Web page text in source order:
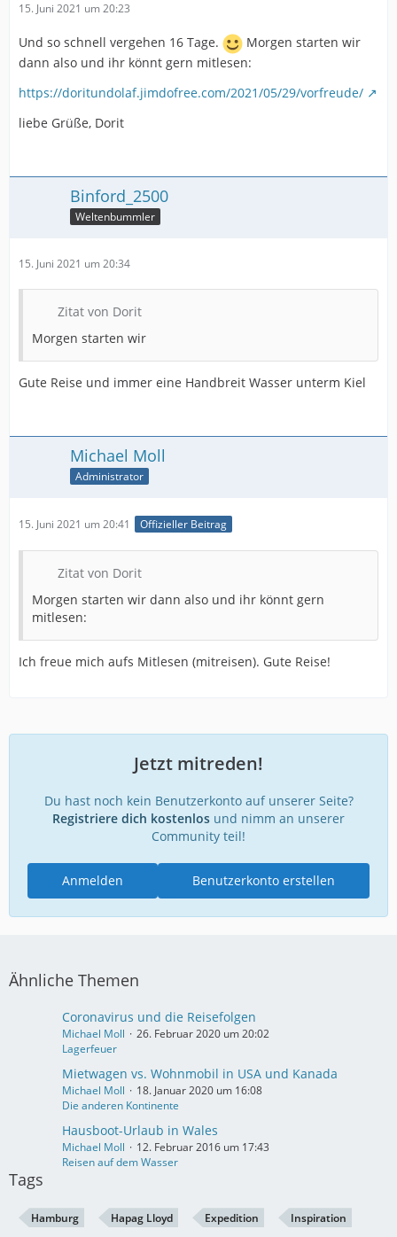
15. Juni 2021 um 20:23
Und so schnell vergehen 16 Tage.
Morgen starten wir
dann also und ihr könnt gern mitlesen:
https://doritundolaf.jimdofree.com/2021/05/29/vorfreude/
liebe Grüße, Dorit
Binford_2500
Weltenbummler
15. Juni 2021 um 20:34
Zitat von Dorit
Morgen starten wir
Gute Reise und immer eine Handbreit Wasser unterm Kiel
Michael Moll
Administrator
15. Juni 2021 um 20:41 Offizieller Beitrag
Zitat von Dorit
Morgen starten wir dann also und ihr könnt gern
mitlesen:
Ich freue mich aufs Mitlesen (mitreisen). Gute Reise!
Jetzt mitreden!
Du hast noch kein Benutzerkonto auf unserer Seite?
Registriere dich kostenlos und nimm an unserer
Community teil!
Benutzerkonto erstellen
Anmelden
Ähnliche Themen
Coronavirus und die Reisefolgen
Michael Moll
26. Februar 2020 um 20:02
Lagerfeuer
Mietwagen vs. Wohnmobil in USA und Kanada
Michael Moll
18. Januar 2020 um 16:08
Die anderen Kontinente
Hausboot-Urlaub in Wales
Michael Moll
12. Februar 2016 um 17:43
Reisen auf dem Wasser
Tags
Hamburg Hapag Lloyd Expedition Inspiration